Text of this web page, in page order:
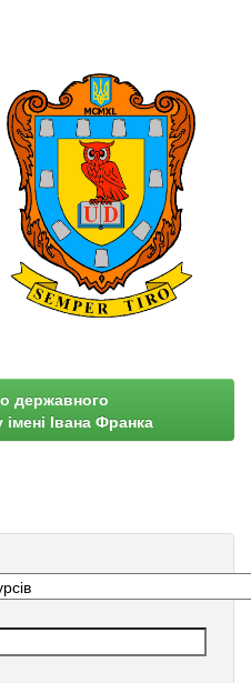
державного
імені Івана Франка